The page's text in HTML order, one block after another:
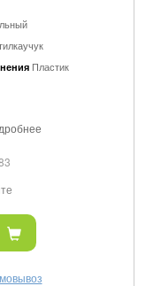
Пластик